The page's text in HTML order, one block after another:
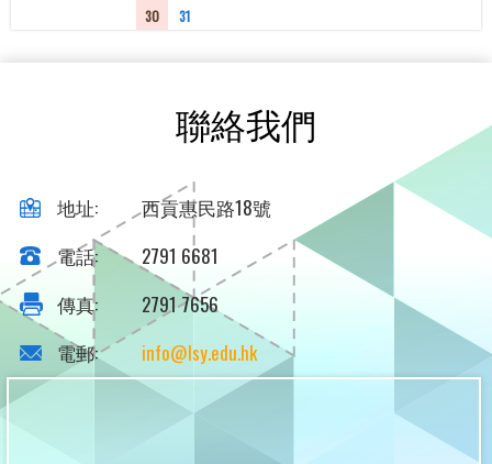
30
31
聯絡我們
地址:
西貢惠民路18號
電話:
2791 6681
傳真:
2791 7656
電郵:
info@lsy.edu.hk